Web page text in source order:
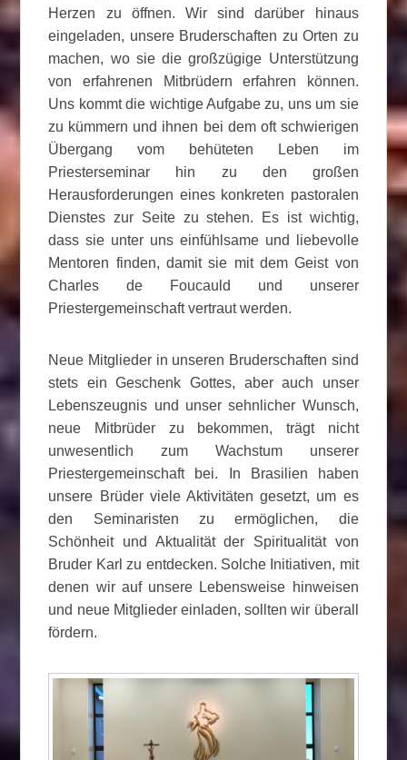
Herzen zu öffnen. Wir sind darüber hinaus
eingeladen, unsere Bruderschaften zu Orten zu
machen, wo sie die großzügige Unterstützung
von erfahrenen Mitbrüdern erfahren können.
Uns kommt die wichtige Aufgabe zu, uns um sie
zu kümmern und ihnen bei dem oft schwierigen
Übergang vom behüteten Leben im
Priesterseminar hin zu den großen
Herausforderungen eines konkreten pastoralen
Dienstes zur Seite zu stehen. Es ist wichtig,
dass sie unter uns einfühlsame und liebevolle
Mentoren finden, damit sie mit dem Geist von
Charles de Foucauld und unserer
Priestergemeinschaft vertraut werden.
Neue Mitglieder in unseren Bruderschaften sind
stets ein Geschenk Gottes, aber auch unser
Lebenszeugnis und unser sehnlicher Wunsch,
neue Mitbrüder zu bekommen, trägt nicht
unwesentlich zum Wachstum unserer
Priestergemeinschaft bei. In Brasilien haben
unsere Brüder viele Aktivitäten gesetzt, um es
den Seminaristen zu ermöglichen, die
Schönheit und Aktualität der Spiritualität von
Bruder Karl zu entdecken. Solche Initiativen, mit
denen wir auf unsere Lebensweise hinweisen
und neue Mitglieder einladen, sollten wir überall
fördern.